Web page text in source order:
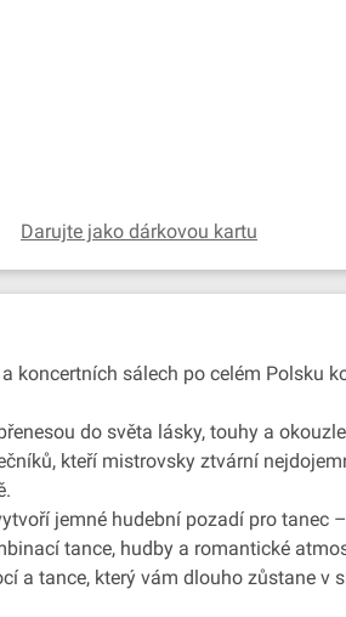
Darujte jako dárkovou kartu
koncertních sálech po celém Polsku
do světa lásky, touhy a
kteří mistrovsky ztvární
jemné hudební pozadí pro tanec
tance, hudby a romantické
a tance, který vám dlouho zůstane v